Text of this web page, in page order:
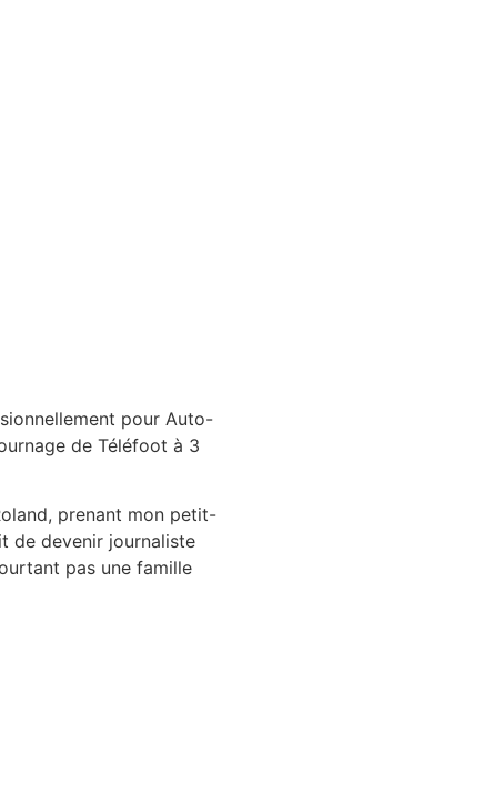
pour Auto-
de Téléfoot à 3
prenant mon petit-
de devenir journaliste
pas une famille